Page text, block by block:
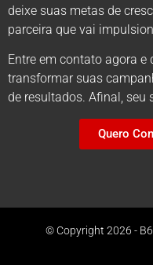
deixe suas metas de
parceira que vai
Entre em contato agora
transformar suas
de resultados. Afinal, seu
Quero
© Copyright 2026 -